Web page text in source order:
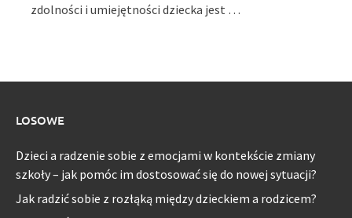
zdolności i umiejętności dziecka jest …
LOSOWE
Dzieci a radzenie sobie z emocjami w kontekście zmiany
szkoły – jak pomóc im dostosować się do nowej sytuacji?
Jak radzić sobie z rozłąką między dzieckiem a rodzicem?